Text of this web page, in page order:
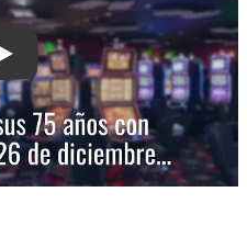
Play: Casino Nogaró festeja sus 75